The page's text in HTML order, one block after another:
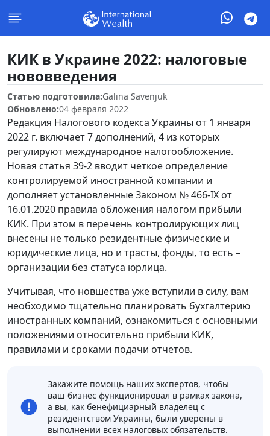
КИК в Украине 2022: налоговые
нововведения
Статью подготовила:Galina Savenjuk
Обновлено:04 февраля 2022
Редакция Налогового кодекса Украины от 1 января
2022 г. включает 7 дополнений, 4 из которых
регулируют международное налогообложение.
Новая статья 39-2 вводит четкое определение
контролируемой иностранной компании и
дополняет установленные Законом № 466-IX от
16.01.2020 правила обложения налогом прибыли
КИК. При этом в перечень контролирующих лиц
внесены не только резидентные физические и
юридические лица, но и трасты, фонды, то есть –
организации без статуса юрлица.
Учитывая, что новшества уже вступили в силу, вам
необходимо тщательно планировать бухгалтерию
иностранных компаний, ознакомиться с основными
положениями относительно прибыли КИК,
правилами и сроками подачи отчетов.
Закажите помощь наших экспертов, чтобы
ваш бизнес функционировал в рамках закона,
а вы, как бенефициарный владелец с
резидентством Украины, были уверены в
выполнении всех налоговых обязательств.